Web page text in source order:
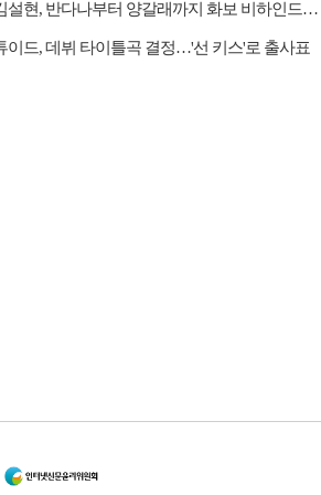
김설현, 반다나부터 양갈래까지 화보 비하인드…감각적 미학 완성
이드, 데뷔 타이틀곡 결정…'선 키스'로 출사표